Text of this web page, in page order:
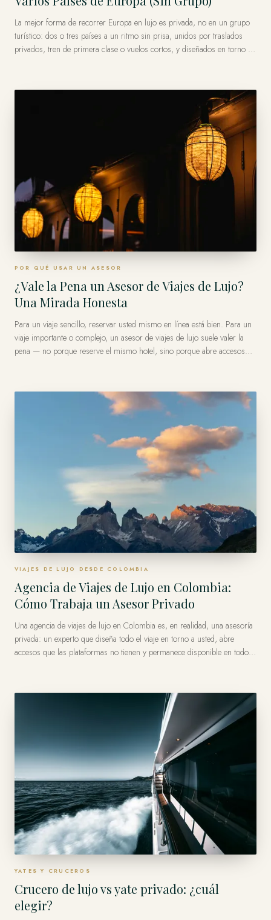
La mejor forma de recorrer Europa en lujo es privada, no en un grupo
turístico: dos o tres países a un ritmo sin prisa, unidos por traslados
privados, tren de primera clase o vuelos cortos, y diseñados en torno a
logística entre fronteras — para que se sienta impecable en vez de
POR QUÉ USAR UN ASESOR
¿Vale la Pena un Asesor de Viajes de Lujo?
Una Mirada Honesta
Para un viaje sencillo, reservar usted mismo en línea está bien. Para un
viaje importante o complejo, un asesor de viajes de lujo suele valer la
pena — no porque reserve el mismo hotel, sino porque abre accesos
extra para usted en el viaje. El valor es acceso y responsabilidad, no una
VIAJES DE LUJO DESDE COLOMBIA
Agencia de Viajes de Lujo en Colombia:
Cómo Trabaja un Asesor Privado
Una agencia de viajes de lujo en Colombia es, en realidad, una asesoría
privada: un experto que diseña todo el viaje en torno a usted, abre
accesos que las plataformas no tienen y permanece disponible en todo
de 120 países.
YATES Y CRUCEROS
Crucero de lujo vs yate privado: ¿cuál
elegir?